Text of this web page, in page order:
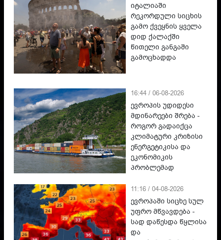
იტალიაში
რეკორდული სიცხის
გამო ქვეყნის ყველა
დიდ ქალაქში
წითელი განგაში
გამოცხადდა
16:44 / 06-08-2026
ევროპის უდიდესი
მდინარეები შრება -
როგორ გადაიქცა
კლიმატური კრიზისი
ენერგეტიკისა და
ეკონომიკის
პრობლემად
11:16 / 04-08-2026
ევროპაში სიცხე სულ
უფრო მწვავდება -
სად დაწესდა წყლისა
და